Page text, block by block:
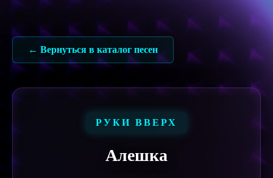
Перейти
содержимому
← Вернуться в каталог песен
РУКИ ВВЕРХ
Алешка